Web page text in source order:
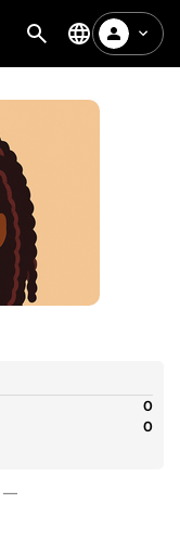
0
0
—